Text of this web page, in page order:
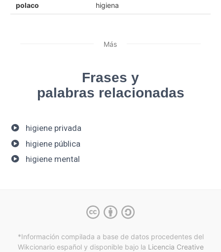
polaco higiena
Más
Frases y
palabras relacionadas
higiene privada
higiene pública
higiene mental
*Información compilada a base de datos procedentes del
Wikcionario español y disponible bajo la Licencia Creative